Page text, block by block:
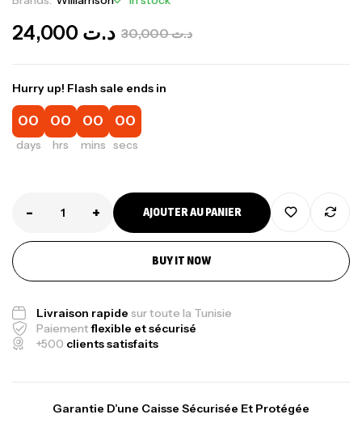
د.ت30,000 د.ت
Hurry up! Flash sale ends in
00
days
00
hrs
00
mins
00
secs
- + AJOUTER AU PANIER
BUY IT NOW
Livraison rapide sur toute la Tunisie
Paiementflexible et sécurisé
+500 clients satisfaits
Garantie D’une Caisse Sécurisée Et Protégée
Canne Jigging Sunset Massive Attack
Cannes,Jigging
د.ت379,000
د.ت340,000
Expanded